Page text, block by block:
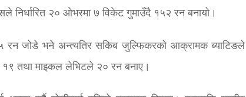
निर्धारित २० ओभरमा ७ विकेट गुमाउँदै १५२ रन बनायो।
रन जोडे भने अन्त्यतिर सकिब जुल्फिकरको आक्रामक ब्याटिङले
तथा माइकल लेभिटले २० रन बनाए।